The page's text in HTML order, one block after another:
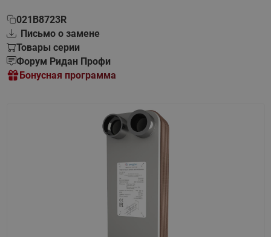
021B8723R
Письмо о замене
Товары серии
Форум Ридан Профи
Бонусная программа